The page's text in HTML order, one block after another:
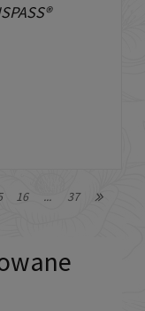
16 ... 37